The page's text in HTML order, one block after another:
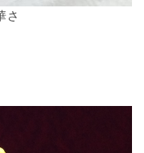
さ